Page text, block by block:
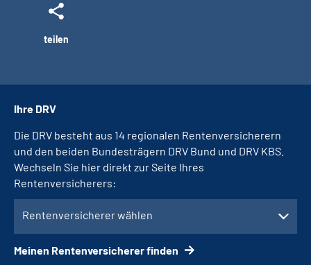
teilen
Ihre DRV
Die DRV besteht aus 14 regionalen Rentenversicherern
und den beiden Bundesträgern DRV Bund und DRV KBS.
Wechseln Sie hier direkt zur Seite Ihres
Rentenversicherers:
Rentenversicherer wählen
Meinen Rentenversicherer finden